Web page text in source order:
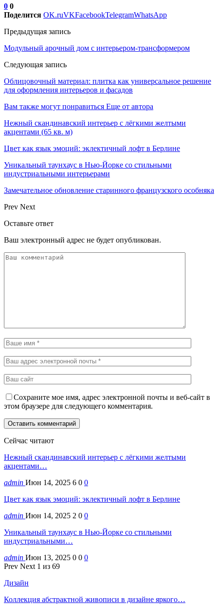
0 0
Поделится OK.ruVKFacebookTelegramWhatsApp
Предыдущая запись
Модульный арочный дом с интерьером-трансформером
Следующая запись
Облицовочный материал: плитка как универсальное решение
для оформления интерьеров и фасадов
Вам также могут понравиться Еще от автора
Нежный скандинавский интерьер с лёгкими желтыми
акцентами (65 кв. м)
Цвет как язык эмоций: эклектичный лофт в Берлине
Уникальный таунхаус в Нью-Йорке со стильными
индустриальными интерьерами
Замечательное обновление старинного французского особняка
Prev Next
Оставьте ответ
Ваш электронный адрес не будет опубликован.
Сохраните мое имя, адрес электронной почты и веб-сайт в
этом браузере для следующего комментария.
Сейчас читают
Нежный скандинавский интерьер с лёгкими желтыми
акцентами…
admin Июн 14, 2025 6 0 0
Цвет как язык эмоций: эклектичный лофт в Берлине
admin Июн 14, 2025 2 0 0
Уникальный таунхаус в Нью-Йорке со стильными
индустриальными…
admin Июн 13, 2025 0 0 0
Prev Next 1 из 69
Дизайн
Коллекция абстрактной живописи в дизайне яркого…